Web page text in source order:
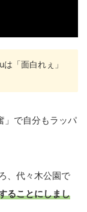
「面白れぇ」
」で自分もラッパ
、代々木公園で
ることにしまし